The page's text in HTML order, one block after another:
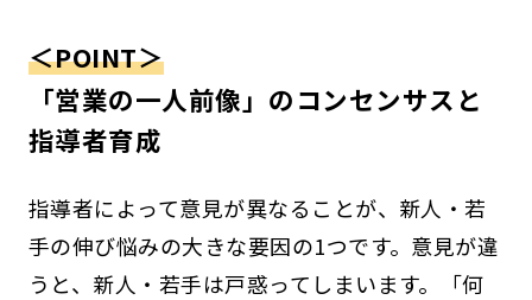
＜POINT＞
「営業の一人前像」のコンセンサスと
指導者育成
指導者によって意見が異なることが、新人・若
手の伸び悩みの大きな要因の1つです。意見が違
うと、新人・若手は戸惑ってしまいます。「何